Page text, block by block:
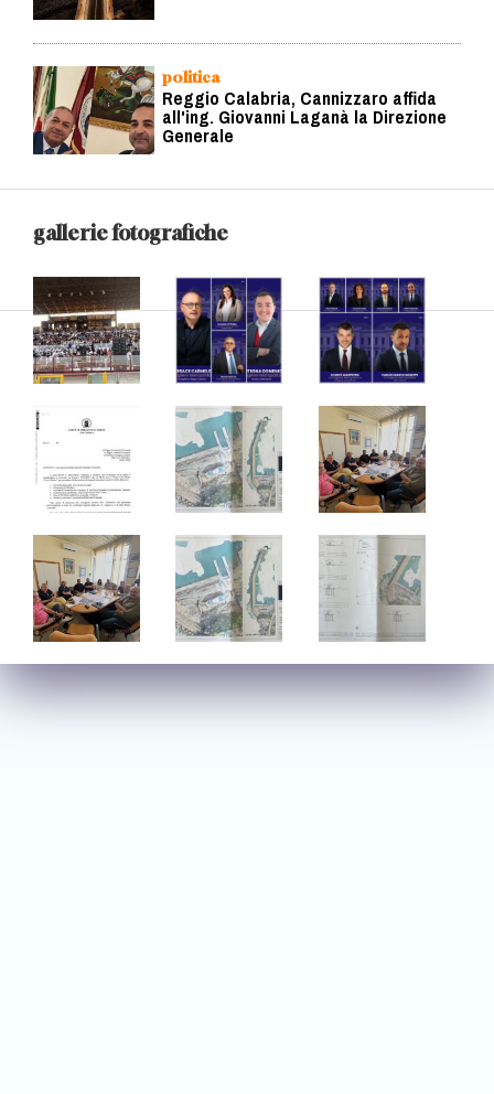
politica
Reggio Calabria, Cannizzaro affida
all'ing. Giovanni Laganà la Direzione
Generale
gallerie fotografiche